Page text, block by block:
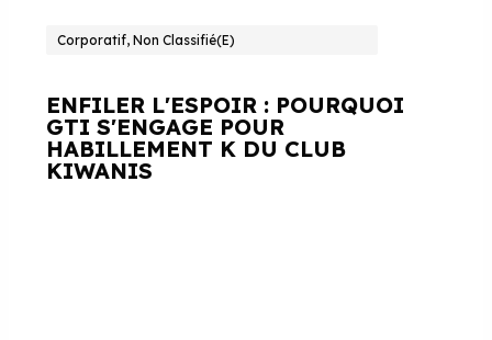
Corporatif, Non Classifié(e)
ENFILER L'ESPOIR : POURQUOI
GTI S'ENGAGE POUR
HABILLEMENT K DU CLUB
KIWANIS